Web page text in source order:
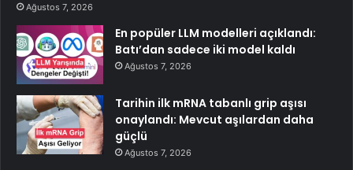
Ağustos 7, 2026
En popüler LLM modelleri açıklandı:
Batı’dan sadece iki model kaldı
Ağustos 7, 2026
Tarihin ilk mRNA tabanlı grip aşısı
onaylandı: Mevcut aşılardan daha
güçlü
Ağustos 7, 2026